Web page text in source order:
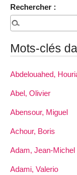
Rechercher :
Mots-clés
Abdelouahed,
Abel, Olivier
Abensour, Miguel
Achour, Boris
Adam, Jean-Michel
Adami, Valerio